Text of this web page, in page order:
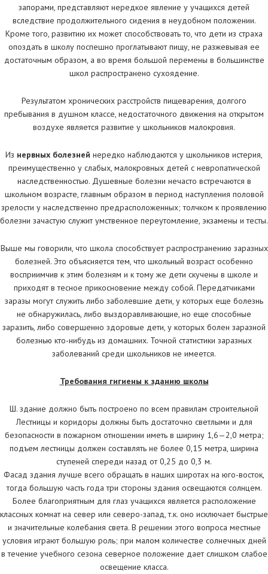
запорами, представляют нередкое явление у учащихся детей
вследствие продолжительного сидения в неудобном положении.
Кроме того, развитию их может способствовать то, что дети из страха
опоздать в школу поспешно проглатывают пищу, не разжевывая ее
достаточным образом, а во время большой перемены в большинстве
школ распространено сухоядение.
Результатом хронических расстройств пищеварения, долгого
пребывания в душном классе, недостаточного движения на открытом
воздухе является развитие у школьников малокровия.
Из нервных болезней нередко наблюдаются у школьников истерия,
преимущественно у слабых, малокровных детей с невропатической
наследственностью. Душевные болезни нечасто встречаются в
школьном возрасте, главным образом в период наступления половой
зрелости у наследственно предрасположенных; толчком к проявлению
болезни зачастую служит умственное переутомление, экзамены и тесты.
Выше мы говорили, что школа способствует распространению заразных
болезней. Это объясняется тем, что школьный возраст особенно
восприимчив к этим болезням и к тому же дети скучены в школе и
приходят в тесное прикосновение между собой. Передатчиками
заразы могут служить либо заболевшие дети, у которых еще болезнь
не обнаружилась, либо выздоравливающие, но еще способные
заразить, либо совершенно здоровые дети, у которых болен заразной
болезнью кто-нибудь из домашних. Точной статистики заразных
заболеваний среди школьников не имеется.
Требования гигиены к зданию школы
Ш. здание должно быть построено по всем правилам строительной
Лестницы и коридоры должны быть достаточно светлыми и для
безопасности в пожарном отношении иметь в ширину 1,6—2,0 метра;
подъем лестницы должен составлять не более 0,15 метра, ширина
ступеней спереди назад от 0,25 до 0,3 м.
Фасад здания лучше всего обращать в наших широтах на юго-восток,
тогда большую часть года три стороны здания освещаются солнцем.
Более благоприятным для глаз учащихся является расположение
классных комнат на север или северо-запад, т.к. оно исключает быстрые
и значительные колебания света. В решении этого вопроса местные
условия играют большую роль; при малом количестве солнечных дней
в течение учебного сезона северное положение дает слишком слабое
освещение класса.